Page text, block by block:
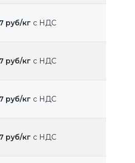
руб/кг с НДС
руб/кг с НДС
руб/кг с НДС
руб/кг с НДС